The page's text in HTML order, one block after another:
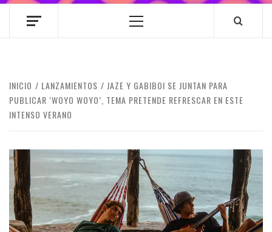
Menú
INICIO LANZAMIENTOS
JAZE Y GABIBOI SE JUNTAN PARA
PUBLICAR ‘WOYO WOYO’, TEMA PRETENDE REFRESCAR EN ESTE
INTENSO VERANO